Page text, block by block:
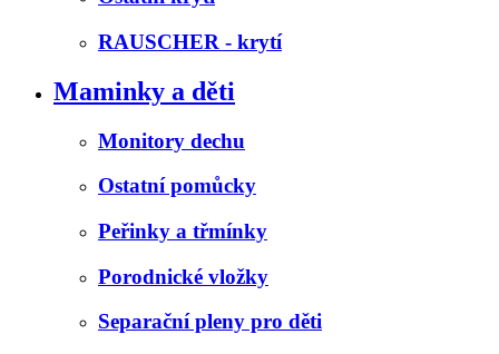
RAUSCHER - krytí
Maminky a děti
Monitory dechu
Ostatní pomůcky
Peřinky a třmínky
Porodnické vložky
Separační pleny pro děti